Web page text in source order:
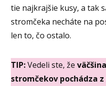
tie najkrajšie kusy, a tak
stromčeka necháte na
len to, čo ostalo.
TIP:Vedeli ste, že
stromčekov pochádza